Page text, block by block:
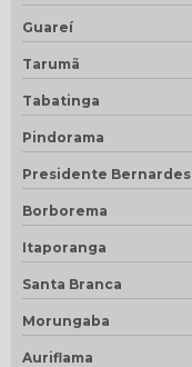
Guareí
Tarumã
Tabatinga
Pindorama
Presidente Bernardes
Borborema
Itaporanga
Santa Branca
Morungaba
Auriflama